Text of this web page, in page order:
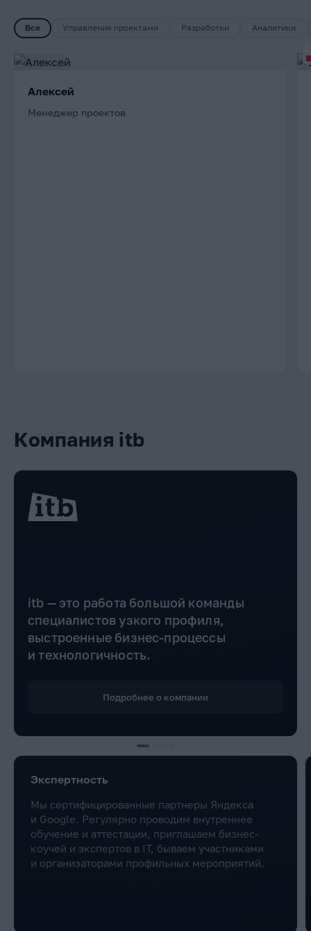
Все Управления проектами Разработки Аналитики
Алексей
Менеджер проектов
Компания itb
itb — это работа большой команды
специалистов узкого профиля,
выстроенные бизнес-процессы
и технологичность.
Подробнее о компании
Экспертность
Мы сертифицированные партнеры Яндекса
и Google. Регулярно проводим внутреннее
обучение и аттестации, приглашаем бизнес-
коучей и экспертов в IT, бываем участниками
и организаторами профильных мероприятий.